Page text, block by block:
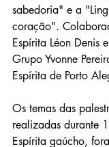
sabedoria" e a
coração".
Espírita Léon Denis
Grupo Yvonne
Espírita de Porto
Os temas das
realizadas durante
Espírita gaúcho,